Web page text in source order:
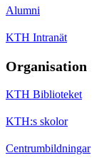
Alumni
KTH Intranät
Organisation
KTH Biblioteket
KTH:s skolor
Centrumbildningar